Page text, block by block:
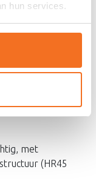
hun services.
stevige, vlakke
extra stabiliteit
met
(HR45